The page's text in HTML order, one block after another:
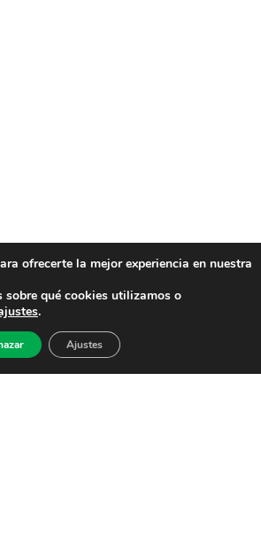
ofrecerte la mejor experiencia en nuestra
sobre qué cookies utilizamos o
.
Ajustes